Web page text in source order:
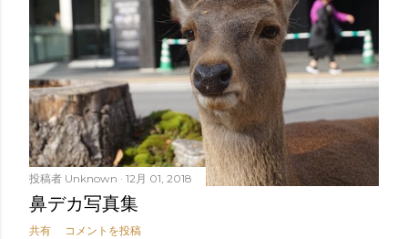
投稿者 Unknown 12月 01, 2018
鼻デカ写真集
共有 コメントを投稿